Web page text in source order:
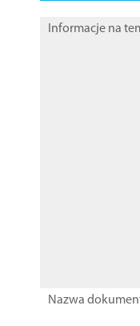
Informacje na
Nazwa